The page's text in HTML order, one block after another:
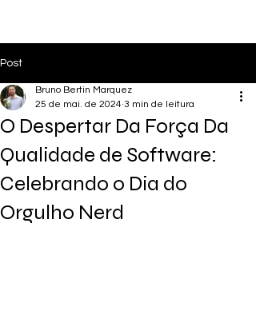
Post
O Despertar Da Força Da
Qualidade de Software:
Celebrando o Dia do
Orgulho Nerd
Bruno Bertin Marquez
25 de mai. de 2024 3 min de leitura